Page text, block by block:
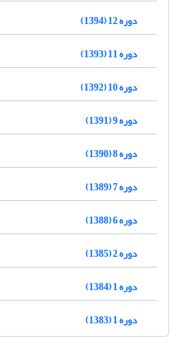
دوره 12 (1394)
دوره 11 (1393)
دوره 10 (1392)
دوره 9 (1391)
دوره 8 (1390)
دوره 7 (1389)
دوره 6 (1388)
دوره 2 (1385)
دوره 1 (1384)
دوره 1 (1383)